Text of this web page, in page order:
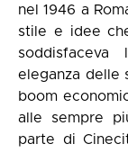
nel 1946 a
stile e idee
eleganza delle
boom
alle sempre
parte di